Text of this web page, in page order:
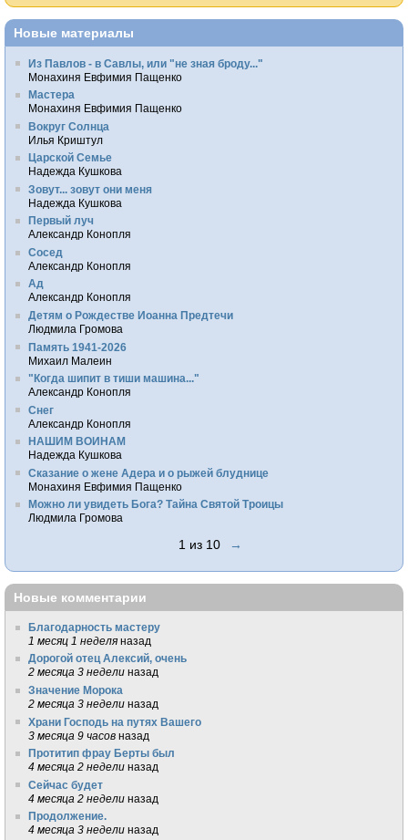
Новые материалы
Из Павлов - в Савлы, или "не зная броду..."
Монахиня Евфимия Пащенко
Мастера
Монахиня Евфимия Пащенко
Вокруг Солнца
Илья Криштул
Царской Семье
Надежда Кушкова
Зовут... зовут они меня
Надежда Кушкова
Первый луч
Александр Конопля
Сосед
Александр Конопля
Ад
Александр Конопля
Детям о Рождестве Иоанна Предтечи
Людмила Громова
Память 1941-2026
Михаил Малеин
"Когда шипит в тиши машина..."
Александр Конопля
Снег
Александр Конопля
НАШИМ ВОИНАМ
Надежда Кушкова
Сказание о жене Адера и о рыжей блуднице
Монахиня Евфимия Пащенко
Можно ли увидеть Бога? Тайна Святой Троицы
Людмила Громова
1 из 10 →
Новые комментарии
Благодарность мастеру
1 месяц 1 неделя назад
Дорогой отец Алексий, очень
2 месяца 3 недели назад
Значение Морока
2 месяца 3 недели назад
Храни Господь на путях Вашего
3 месяца 9 часов назад
Протитип фрау Берты был
4 месяца 2 недели назад
Сейчас будет
4 месяца 2 недели назад
Продолжение.
4 месяца 3 недели назад